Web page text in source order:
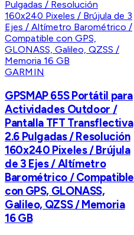
GARMIN
GPSMAP 65S Portátil para
Actividades Outdoor /
Pantalla TFT Transflectiva
2.6 Pulgadas / Resolución
160x240 Pixeles / Brújula
de 3 Ejes / Altímetro
Barométrico / Compatible
con GPS, GLONASS,
Galileo, QZSS / Memoria
16 GB